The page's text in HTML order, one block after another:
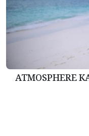
ATMOSPHERE